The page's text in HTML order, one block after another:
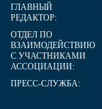
ГЛАВНЫЙ
РЕДАКТОР:
ОТДЕЛ ПО
ВЗАИМОДЕЙСТВИЮ
С УЧАСТНИКАМИ
АССОЦИАЦИИ:
ПРЕСС-СЛУЖБА: